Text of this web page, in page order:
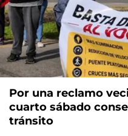
Por una reclamo
cuarto sábado
tránsito